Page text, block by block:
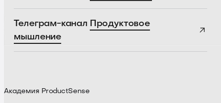
Телеграм-канал Продуктовое
мышление
Академия ProductSense